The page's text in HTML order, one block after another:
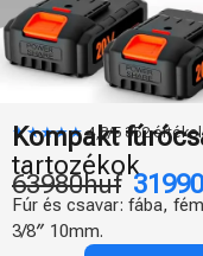
★★★★★4,8/5 352
Kompakt
tartozékok
63980huf
Fúr és csavar: fába,
3/8″ 10mm.